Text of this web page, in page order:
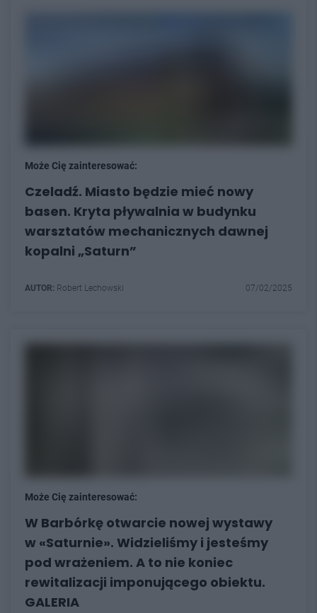
Może Cię zainteresować:
Czeladź. Miasto będzie mieć nowy
basen. Kryta pływalnia w budynku
warsztatów mechanicznych dawnej
kopalni „Saturn”
AUTOR: Robert Lechowski 07/02/2025
Może Cię zainteresować:
W Barbórkę otwarcie nowej wystawy
w «Saturnie». Widzieliśmy i jesteśmy
pod wrażeniem. A to nie koniec
rewitalizacji imponującego obiektu.
GALERIA